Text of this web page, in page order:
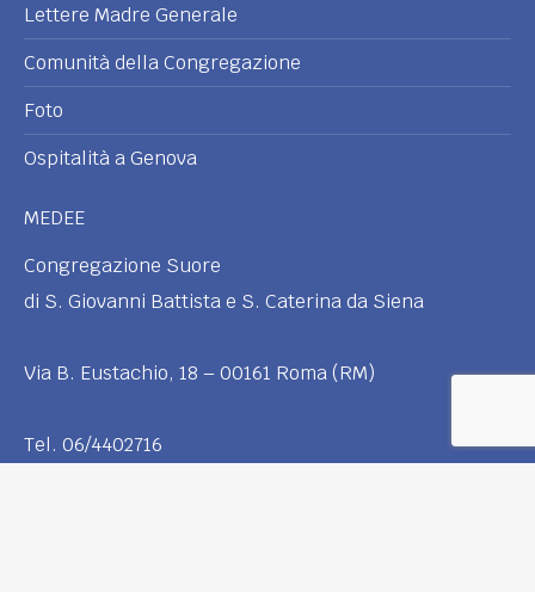
Lettere Madre Generale
Comunità della Congregazione
Foto
Ospitalità a Genova
MEDEE
Congregazione Suore
di S. Giovanni Battista e S. Caterina da Siena
Via B. Eustachio, 18 – 00161 Roma (RM)
Tel. 06/4402716